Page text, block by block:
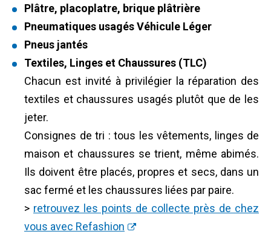
Plâtre, placoplatre, brique plâtrière
Pneumatiques usagés Véhicule Léger
Pneus jantés
Textiles, Linges et Chaussures (TLC)
Chacun est invité à privilégier la réparation des
textiles et chaussures usagés plutôt que de les
jeter.
Consignes de tri : tous les vêtements, linges de
maison et chaussures se trient, même abimés.
Ils doivent être placés, propres et secs, dans un
sac fermé et les chaussures liées par paire.
> retrouvez les points de collecte près de chez
vous avec Refashion